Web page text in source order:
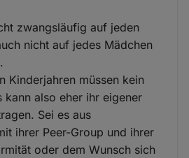
zwangsläufig auf jeden
nicht auf jedes Mädchen
Kinderjahren müssen kein
kann also eher ihr eigener
Sei es aus
ihrer Peer-Group und ihrer
oder dem Wunsch sich